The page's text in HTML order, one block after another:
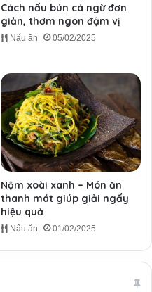
Cách nấu bún cá ngừ đơn
giản, thơm ngon đậm vị
Nấu ăn 05/02/2025
Nộm xoài xanh – Món ăn
thanh mát giúp giải ngấy
hiệu quả
Nấu ăn 01/02/2025